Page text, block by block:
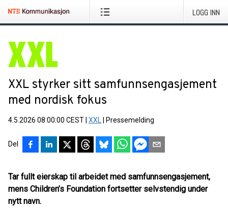
LOGG INN
XXL styrker sitt samfunnsengasjement
med nordisk fokus
4.5.2026 08:00:00 CEST XXL Pressemelding
Del
Tar fullt eierskap til arbeidet med samfunnsengasjement,
mens Children’s Foundation fortsetter selvstendig under
nytt navn.